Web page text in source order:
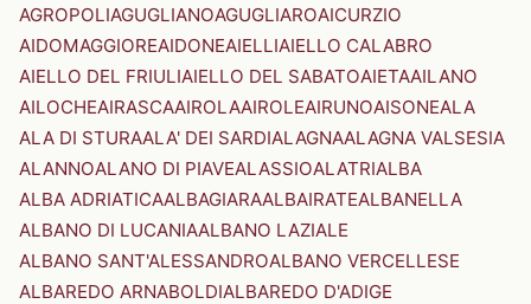
AGROPOLIAGUGLIANOAGUGLIAROAICURZIO
AIDOMAGGIOREAIDONEAIELLIAIELLO CALABRO
AIELLO DEL FRIULIAIELLO DEL SABATOAIETAAILANO
AILOCHEAIRASCAAIROLAAIROLEAIRUNOAISONEALA
ALA DI STURAALA' DEI SARDIALAGNAALAGNA VALSESIA
ALANNOALANO DI PIAVEALASSIOALATRIALBA
ALBA ADRIATICAALBAGIARAALBAIRATEALBANELLA
ALBANO DI LUCANIAALBANO LAZIALE
ALBANO SANT'ALESSANDROALBANO VERCELLESE
ALBAREDO ARNABOLDIALBAREDO D'ADIGE